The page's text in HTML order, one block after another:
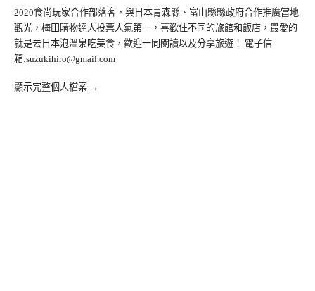
2020食尚玩家合作部落客，與日本青森縣、富山縣縣政府合作推廣當地
觀光，梅田購物達人投票人氣第一，喜歡住不同的旅館和飯店，最愛的
就是去日本泡溫泉吃美食，歡迎一同閱讀以及分享旅遊！ 電子信
箱:suzukihiro@gmail.com
顯示完整個人檔案 →